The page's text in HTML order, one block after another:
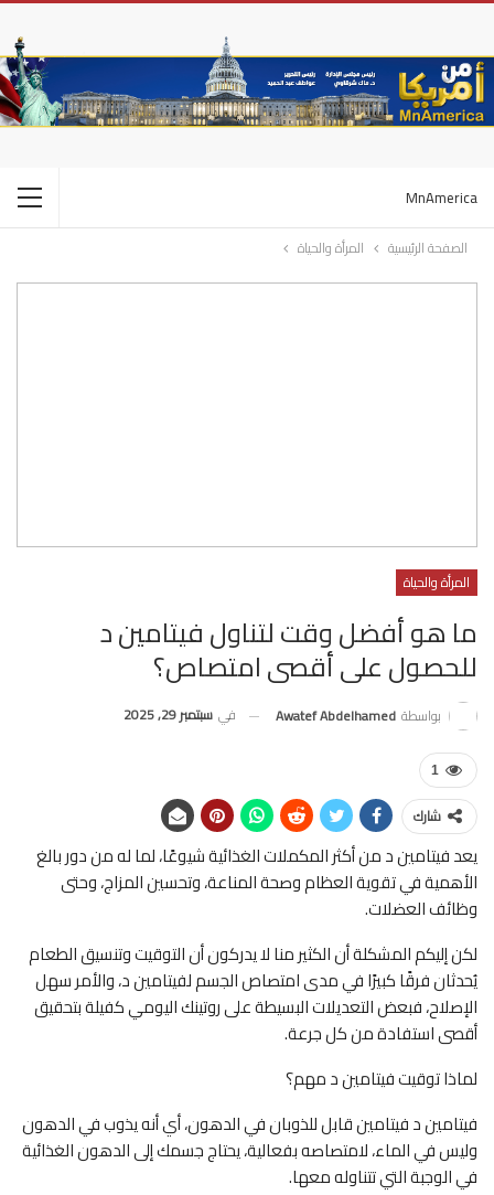
MnAmerica
الصفحة الرئيسية المرأة والحياة
المرأة والحياة
ما هو أفضل وقت لتناول فيتامين د
للحصول على أقصى امتصاص؟
بواسطة Awatef Abdelhamed في سبتمبر 29, 2025
1
شارك
يعد فيتامين د من أكثر المكملات الغذائية شيوعًا، لما له من دور بالغ
الأهمية في تقوية العظام وصحة المناعة، وتحسين المزاج، وحتى
وظائف العضلات.
لكن إليكم المشكلة أن الكثير منا لا يدركون أن التوقيت وتنسيق الطعام
يُحدثان فرقًا كبيرًا في مدى امتصاص الجسم لفيتامين د، والأمر سهل
الإصلاح، فبعض التعديلات البسيطة على روتينك اليومي كفيلة بتحقيق
أقصى استفادة من كل جرعة.
لماذا توقيت فيتامين د مهم؟
فيتامين د فيتامين قابل للذوبان في الدهون، أي أنه يذوب في الدهون
وليس في الماء، لامتصاصه بفعالية، يحتاج جسمك إلى الدهون الغذائية
في الوجبة التي تتناوله معها.